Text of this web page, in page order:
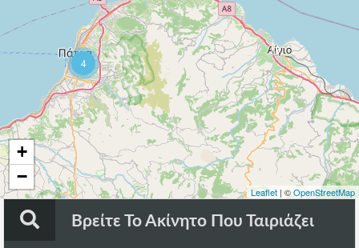
13
4
+
−
Leaflet | ©OpenStreetMap
Βρείτε Το Ακίνητο Που Ταιριάζει